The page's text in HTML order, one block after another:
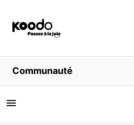
Magasiner
Libre service
Aide
Communauté